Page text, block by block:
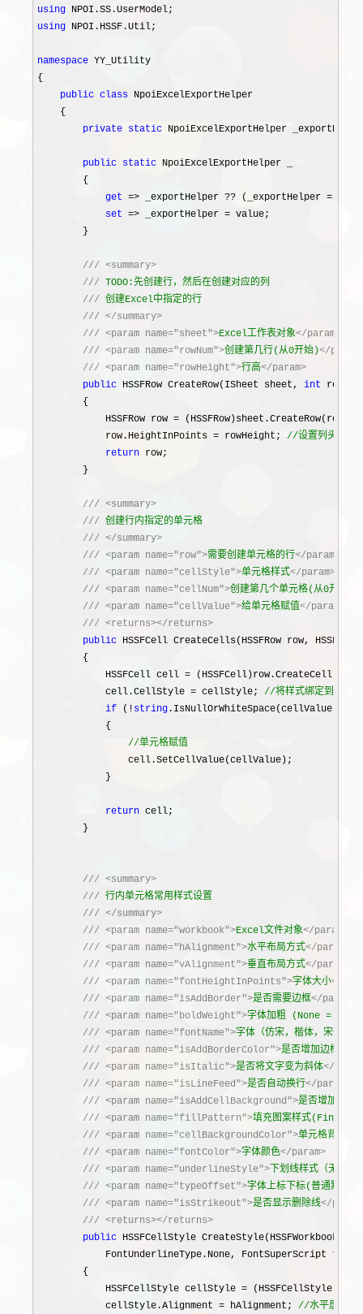
using
using NPOI.HSSF.Util;
namespace YY_Utility
{
public class NpoiExcelExportHelper
    {
private static NpoiExcelExportHelper
public static NpoiExcelExportHelper _
        {
get => _exportHelper ?? (_exportHelper =
set => _exportHelper = value;
        }
/// <summary>
/// TODO:先创建行，然后在创建对应的列
/// 创建Excel中指定的行
/// </summary>
/// <param name="sheet">Excel工作表对象</param>
/// <param name="rowNum">创建第几行(从0开始)</
/// <param name="rowHeight">行高</param>
public HSSFRow CreateRow(ISheet sheet, int
        {
            HSSFRow row
=
            row.HeightInPoints = rowHeight;
//设置列头行高
return row;
        }
/// <summary>
/// 创建行内指定的单元格
/// </summary>
/// <param name="row">需要创建单元格的行</param>
/// <param name="cellStyle">单元格样式</param>
/// <param name="cellNum">创建第几个单元格(从0开始)
/// <param name="cellValue">给单元格赋值</param>
/// <returns></returns>
public HSSFCell CreateCells(HSSFRow row,
        {
            HSSFCell cell
=
            cell.CellStyle = cellStyle;
//将样式绑定到单元格
if (! string .IsNullOrWhiteSpace(cellValue))
            {
//单元格赋值
                cell.SetCellValue(cellValue);
            }
return cell;
        }
/// <summary>
/// 行内单元格常用样式设置
/// </summary>
/// <param name="workbook">Excel文件对象</param>
/// <param name="hAlignment">水平布局方式</param>
/// <param name="vAlignment">垂直布局方式</param>
/// <param name="fontHeightInPoints">字体大小</
/// <param name="isAddBorder">是否需要边框</param>
/// <param name="boldWeight">字体加粗 (None =
/// <param name="fontName">字体（仿宋，楷体，宋体，
/// <param name="isAddBorderColor">是否增加边框颜色
/// <param name="isItalic">是否将文字变为斜体</
/// <param name="isLineFeed">是否自动换行</param>
/// <param name="isAddCellBackground">是否增加单元
/// <param name="fillPattern">填充图案样式
/// <param name="cellBackgroundColor">单元格背景
/// <param name="fontColor">字体颜色</param>
/// <param name="underlineStyle"> 下划线样式（无
/// <param name="typeOffset">字体上标下标(普通默认
/// <param name="isStrikeout">是否显示删除线</
/// <returns></returns>
public HSSFCellStyle
FontUnderlineType.None, FontSuperScript
        {
            HSSFCellStyle cellStyle
=
            cellStyle.Alignment = hAlignment;
//水平居中